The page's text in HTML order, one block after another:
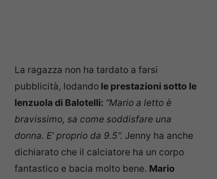
La ragazza non ha tardato a farsi
pubblicità, lodando le prestazioni sotto le
lenzuola di Balotelli: “Mario a letto è
bravissimo, sa come soddisfare una
donna. E’ proprio da 9.5”. Jenny ha anche
dichiarato che il calciatore ha un corpo
fantastico e bacia molto bene. Mario